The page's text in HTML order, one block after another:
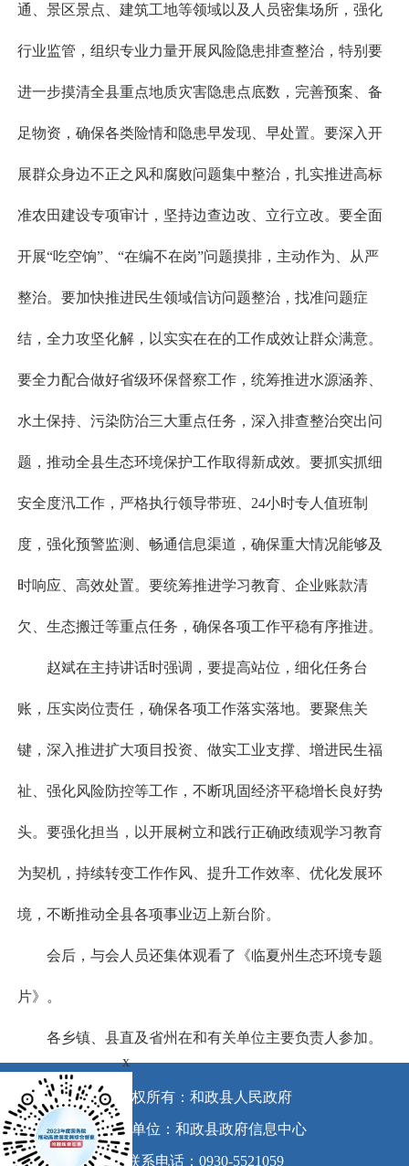
通、景区景点、建筑工地等领域以及人员密集场所，强化
行业监管，组织专业力量开展风险隐患排查整治，特别要
进一步摸清全县重点地质灾害隐患点底数，完善预案、备
足物资，确保各类险情和隐患早发现、早处置。要深入开
展群众身边不正之风和腐败问题集中整治，扎实推进高标
准农田建设专项审计，坚持边查边改、立行立改。要全面
开展“吃空饷”、“在编不在岗”问题摸排，主动作为、从严
整治。要加快推进民生领域信访问题整治，找准问题症
结，全力攻坚化解，以实实在在的工作成效让群众满意。
要全力配合做好省级环保督察工作，统筹推进水源涵养、
水土保持、污染防治三大重点任务，深入排查整治突出问
题，推动全县生态环境保护工作取得新成效。要抓实抓细
安全度汛工作，严格执行领导带班、24小时专人值班制
度，强化预警监测、畅通信息渠道，确保重大情况能够及
时响应、高效处置。要统筹推进学习教育、企业账款清
欠、生态搬迁等重点任务，确保各项工作平稳有序推进。
赵斌在主持讲话时强调，要提高站位，细化任务台
账，压实岗位责任，确保各项工作落实落地。要聚焦关
键，深入推进扩大项目投资、做实工业支撑、增进民生福
祉、强化风险防控等工作，不断巩固经济平稳增长良好势
头。要强化担当，以开展树立和践行正确政绩观学习教育
为契机，持续转变工作作风、提升工作效率、优化发展环
境，不断推动全县各项事业迈上新台阶。
会后，与会人员还集体观看了《临夏州生态环境专题
片》。
各乡镇、县直及省州在和有关单位主要负责人参加。
版权所有：和政县人民政府
承办单位：和政县政府信息中心
联系电话：0930-5521059
x